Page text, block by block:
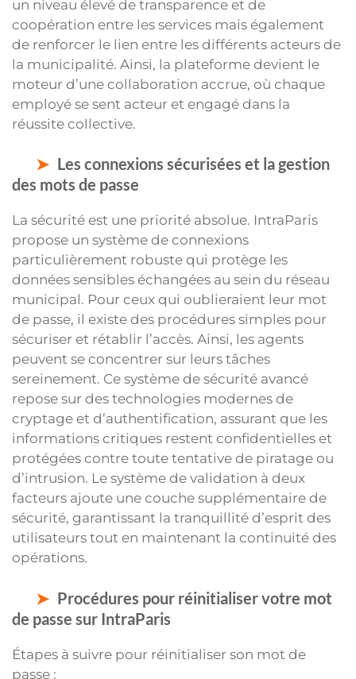
un niveau élevé de transparence et de
coopération entre les services mais également
de renforcer le lien entre les différents acteurs de
la municipalité. Ainsi, la plateforme devient le
moteur d’une collaboration accrue, où chaque
employé se sent acteur et engagé dans la
réussite collective.
Les connexions sécurisées et la gestion
des mots de passe
La sécurité est une priorité absolue. IntraParis
propose un système de connexions
particulièrement robuste qui protège les
données sensibles échangées au sein du réseau
municipal. Pour ceux qui oublieraient leur mot
de passe, il existe des procédures simples pour
sécuriser et rétablir l’accès. Ainsi, les agents
peuvent se concentrer sur leurs tâches
sereinement. Ce système de sécurité avancé
repose sur des technologies modernes de
cryptage et d’authentification, assurant que les
informations critiques restent confidentielles et
protégées contre toute tentative de piratage ou
d’intrusion. Le système de validation à deux
facteurs ajoute une couche supplémentaire de
sécurité, garantissant la tranquillité d’esprit des
utilisateurs tout en maintenant la continuité des
opérations.
Procédures pour réinitialiser votre mot
de passe sur IntraParis
Étapes à suivre pour réinitialiser son mot de
passe :